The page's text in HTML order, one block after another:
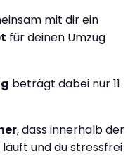
mit dir ein
für deinen Umzug
beträgt dabei nur 11
, dass innerhalb der
läuft und du stressfrei